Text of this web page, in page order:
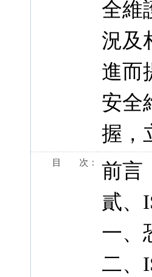
全維
況及
進而
安全
握，
目 次：
前言
貳、
一、
二、